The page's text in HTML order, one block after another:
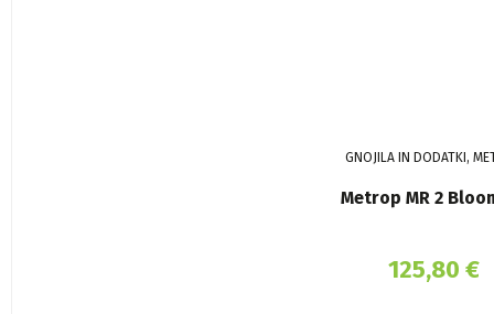
GNOJILA IN DODATKI,
Metrop MR 2
125,80 €